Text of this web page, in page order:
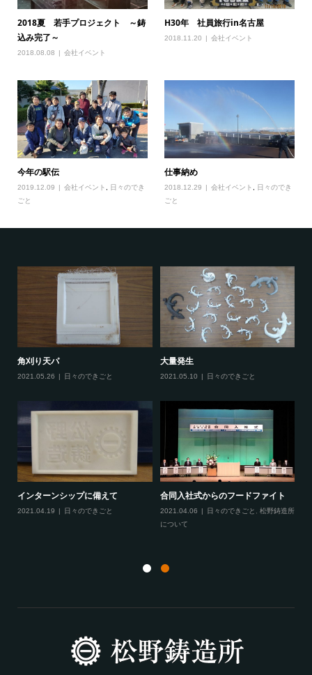
2018夏 若手プロジェクト ～鋳
込み完了～
2018.08.08 会社イベント
H30年 社員旅行in名古屋
2018.11.20 会社イベント
今年の駅伝
2019.12.09 会社イベント
日々のでき
ごと
仕事納め
2018.12.29 会社イベント
日々のでき
ごと
角刈り天パ
2021.05.26 日々のできごと
大量発生
2021.05.10 日々のできごと
インターンシップに備えて
2021.04.19 日々のできごと
合同入社式からのフードファイト
2021.04.06 日々のできごと , 松野鋳造所
について